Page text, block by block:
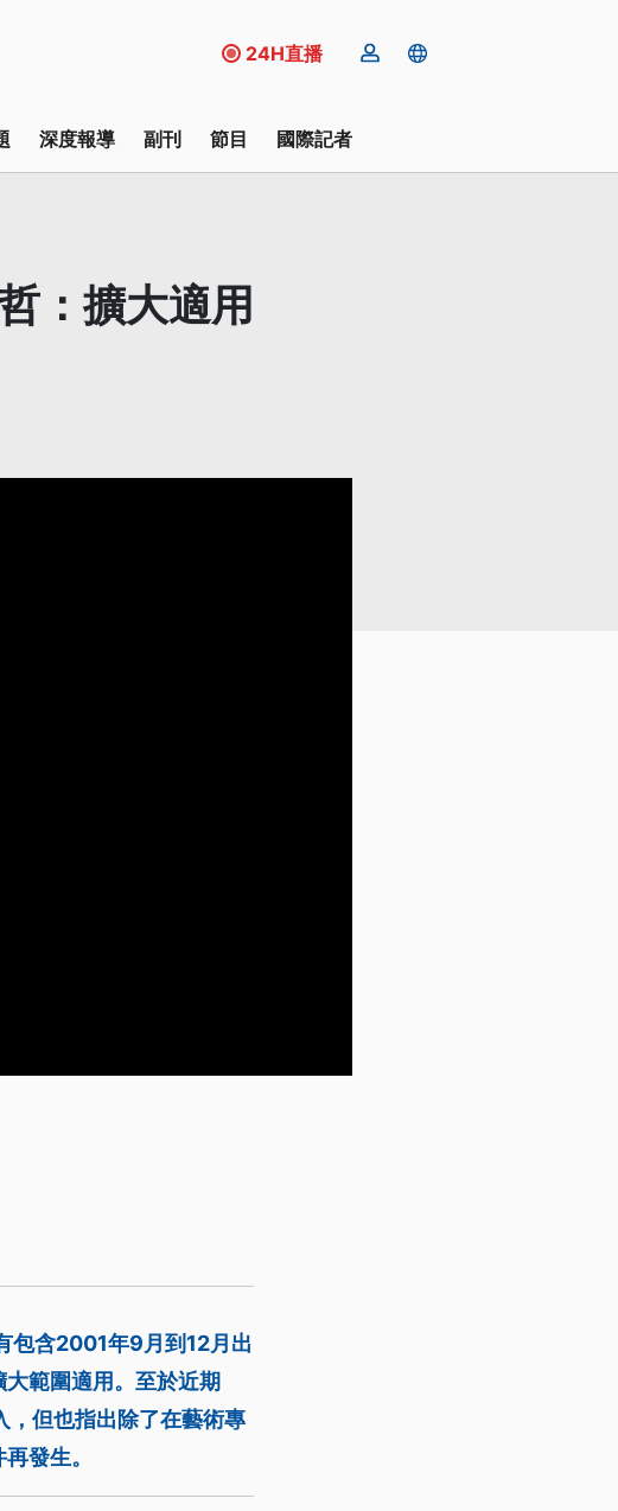
24H直播
深度報導 副刊 節目 國際記者
：擴大適用
包含2001年9月到12月出
範圍適用。至於近期
，但也指出除了在藝術專
發生。